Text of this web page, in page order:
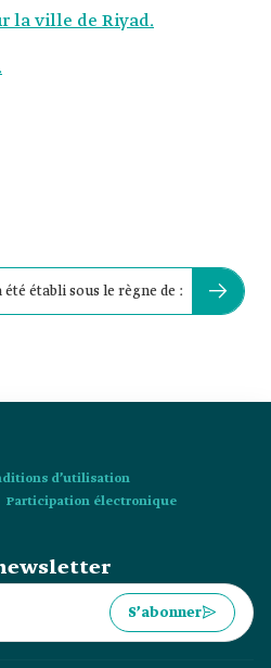
la ville de Riyad.
établi sous le règne de :
d’utilisation
Participation électronique
S’abonner